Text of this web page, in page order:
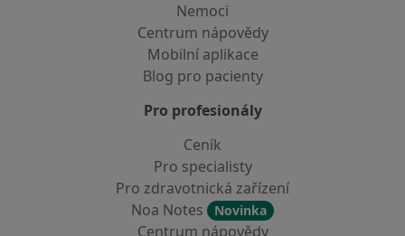
Nemoci
Centrum nápovědy
Mobilní aplikace
Blog pro pacienty
Pro profesionály
Ceník
Pro specialisty
Pro zdravotnická zařízení
Noa Notes
Novinka
Centrum nápovědy